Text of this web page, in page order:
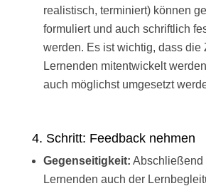
realistisch, terminiert) können
formuliert und auch schriftlich
werden. Es ist wichtig, dass die
Lernenden mitentwickelt
auch möglichst umgesetzt
4. Schritt: Feedback nehmen
Gegenseitigkeit: Abschließend
Lernenden auch der